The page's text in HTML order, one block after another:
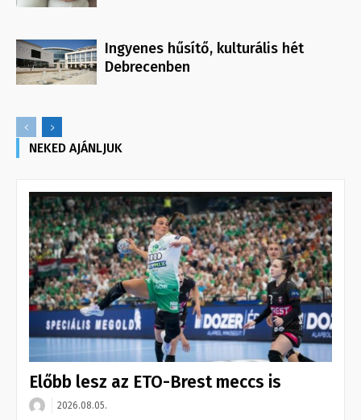
Ingyenes hűsítő, kulturális hét
Debrecenben
NEKED AJÁNLJUK
Előbb lesz az ETO-Brest meccs is
2026.08.05.